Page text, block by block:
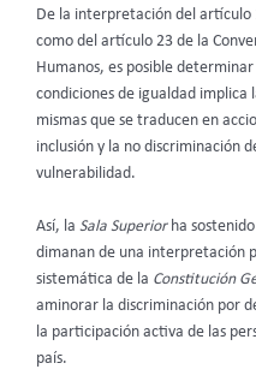
De la interpretación del artículo
como del artículo 23 de la
Humanos, es posible
condiciones de igualdad implica
mismas que se traducen en
inclusión y la no discriminación
vulnerabilidad.
Así, la Sala Superiorha
dimanan de una interpretación
sistemática de la Constitución
aminorar la discriminación por
la participación activa de las
país.